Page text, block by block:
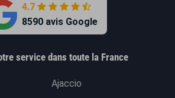
4.7
8590 avis Google
service dans toute la France
Ajaccio